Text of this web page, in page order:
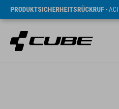
PRODUKTSICHERHEITSRÜCKRUF-